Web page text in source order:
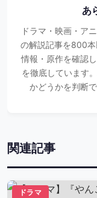
あ
ドラマ・映画・ア
の解説記事を800
情報・原作を確認
を徹底しています
かどうかを判断
関連記事
ドラマ